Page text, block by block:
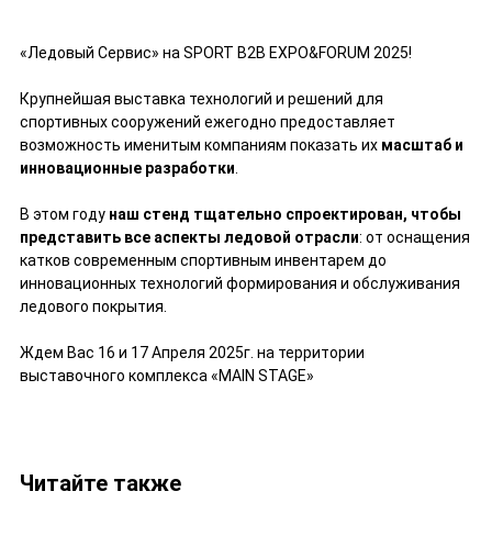
«Ледовый Сервис» на SPORT B2B EXPO&FORUM 2025!
Крупнейшая выставка технологий и решений для
спортивных сооружений ежегодно предоставляет
возможность именитым компаниям показать их масштаб и
инновационные разработки
В этом году наш стенд тщательно спроектирован, чтобы
представить все аспекты ледовой отрасли: от оснащения
катков современным спортивным инвентарем до
инновационных технологий формирования и обслуживания
ледового покрытия.
Ждем Вас 16 и 17 Апреля 2025г. на территории
выставочного комплекса «MAIN STAGE»
Читайте также